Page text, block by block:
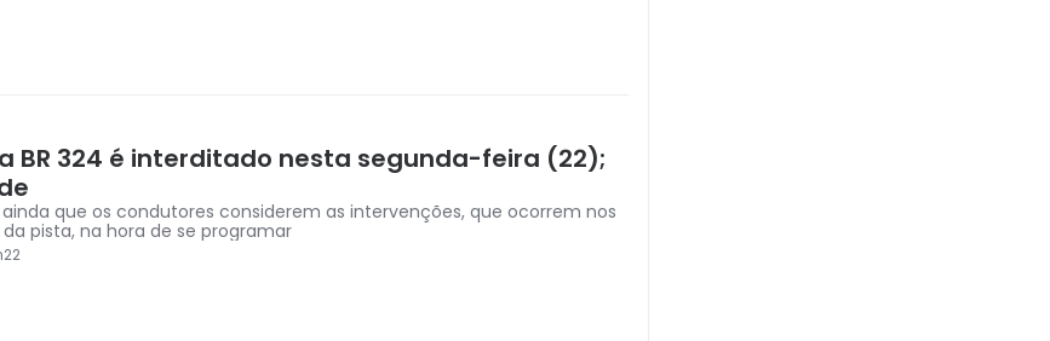
BR 324 é interditado nesta segunda-feira (22);
ainda que os condutores considerem as intervenções, que ocorrem nos
pista, na hora de se programar